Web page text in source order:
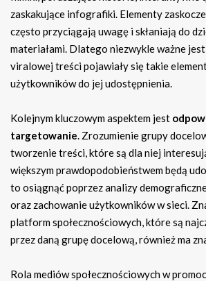
zaskakujące infografiki. Elementy
często przyciągają uwagę i skłaniają do
materiałami. Dlatego niezwykle ważne
viralowej treści pojawiały się takie
użytkowników do jej udostępnienia.
Kolejnym kluczowym aspektem jest
targetowanie. Zrozumienie grupy
tworzenie treści, które są dla niej
większym prawdopodobieństwem będą
to osiągnąć poprzez analizy
oraz zachowanie użytkowników w sieci.
platform społecznościowych, które są
przez daną grupę docelową, również ma
Rola mediów społecznościowych w